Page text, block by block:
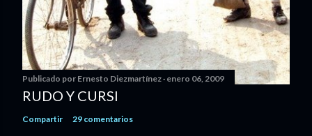
Publicado por Ernesto Diezmartínez enero 06, 2009
RUDO Y CURSI
Compartir 29 comentarios